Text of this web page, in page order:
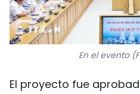
En el evento
El proyecto fue